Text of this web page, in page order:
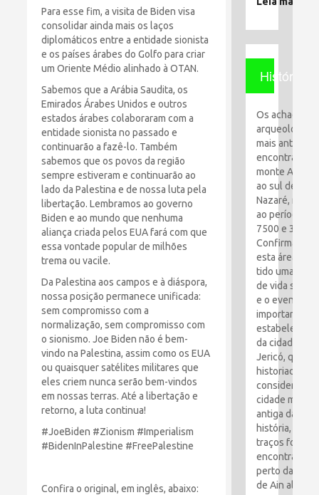
Para esse fim, a visita de Biden visa
consolidar ainda mais os laços
diplomáticos entre a entidade sionista
e os países árabes do Golfo para criar
um Oriente Médio alinhado à OTAN.
Sabemos que a Arábia Saudita, os
Emirados Árabes Unidos e outros
estados árabes colaboraram com a
entidade sionista no passado e
continuarão a fazê-lo. Também
sabemos que os povos da região
sempre estiveram e continuarão ao
lado da Palestina e de nossa luta pela
libertação. Lembramos ao governo
Biden e ao mundo que nenhuma
aliança criada pelos EUA fará com que
essa vontade popular de milhões
trema ou vacile.
Da Palestina aos campos e à diáspora,
nossa posição permanece unificada:
sem compromisso com a
normalização, sem compromisso com
o sionismo. Joe Biden não é bem-
vindo na Palestina, assim como os EUA
ou quaisquer satélites militares que
eles criem nunca serão bem-vindos
em nossas terras. Até a libertação e
retorno, a luta continua!
#JoeBiden #Zionism #Imperialism
#BidenInPalestine #FreePalestine
Confira o original, em inglês, abaixo:
História
Os achados
arqueológicos
mais antigos
encontrados
monte Al-
ao sul de
Nazaré,
ao período
7500 e 3100
Confirma que
esta área tem
tido uma
de vida
e o evento
importante
da cidade de
Jericó, que os
historiadores
consideram a
cidade mais
antiga da
história, seus
traços foram
encontrados
perto da
de Ain al-